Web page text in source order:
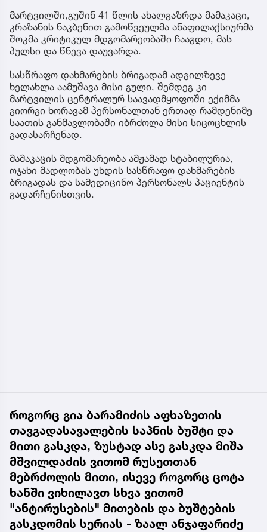
მარტვილში,გუშინ 41 წლის ახალგაზრდა მამაკაცი,
კრაზანის ნაკბენით გამოწვეულმა ანაფილაქსიურმა
შოკმა კრიტიკულ მდგომარეობაში ჩააგდო, მას
პულსი და წნევა დაუვარდა.
სასწრაფო დახმარების ბრიგადამ ადგილზევე
ხელახლა აამუშავა მისი გული, შემდეგ კი
მარტვილის ცენტრალურ საავადმყოფოში ექიმმა
გიორგი ხორავამ პერსონალთან ერთად რამდენიმე
საათის განმავლობაში იბრძოლა მისი სიცოცხლის
გადასარჩენად.
მამაკაცის მდგომარეობა ამჟამად სტაბილურია,
ოჯახი მადლობას უხდის სასწრაფო დახმარების
ბრიგადას და სამედიცინო პერსონალს პაციენტის
გადარჩენისთვის.
როგორც გია ბარამიძის აფხაზეთის
თავგადასავალების საპნის ბუშტი და
მითი გასკდა, ზუსტად ასე გასკდა მიშა
მშვილდაძის ვითომ რუსეთთან
მებრძოლის მითი, ისევე როგორც ცოტა
ხანში ვიხილავთ სხვა ვითომ
"ანტირუსების" მითების და ბუშტების
გასკდომის სერიას - ზაალ ანჯაფარიძე